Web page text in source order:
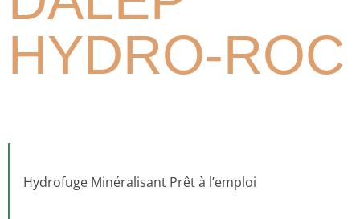
HYDRO-ROC
Hydrofuge Minéralisant Prêt à l’emploi